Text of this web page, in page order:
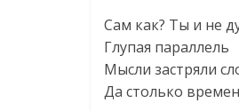
Сам как? Ты и не
Глупая параллель
Мысли застряли
Да столько